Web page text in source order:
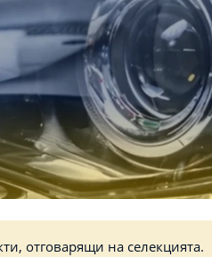
отговарящи на селекцията.